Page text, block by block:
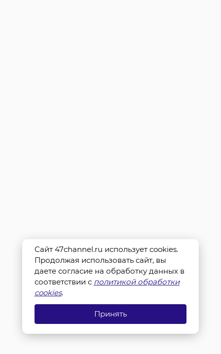
Сайт 47channel.ru использует cookies.
Продолжая использовать сайт, вы
даете согласие на обработку данных в
соответствии с политикой обработки
cookies.
Принять